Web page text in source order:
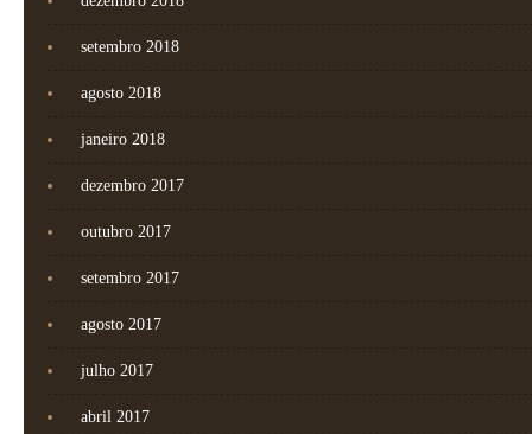
setembro 2018
agosto 2018
janeiro 2018
dezembro 2017
outubro 2017
setembro 2017
agosto 2017
julho 2017
abril 2017